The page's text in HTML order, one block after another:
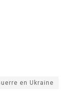
en Ukraine